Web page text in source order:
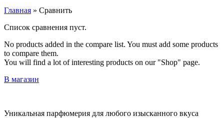
Главная » Сравнить
Список сравнения пуст.
No products added in the compare list. You must add some products
to compare them.
You will find a lot of interesting products on our "Shop" page.
В магазин
Уникальная парфюмерия для любого изысканного вкуса